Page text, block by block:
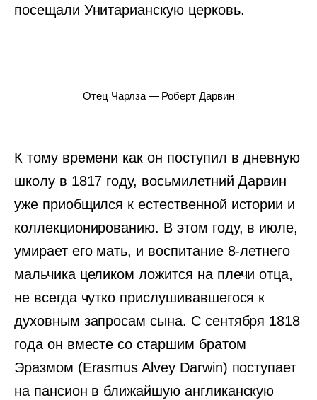
посещали Унитарианскую церковь.
Отец Чарлза — Роберт Дарвин
К тому времени как он поступил в дневную
школу в 1817 году, восьмилетний Дарвин
уже приобщился к естественной истории и
коллекционированию. В этом году, в июле,
умирает его мать, и воспитание 8-летнего
мальчика целиком ложится на плечи отца,
не всегда чутко прислушивавшегося к
духовным запросам сына. С сентября 1818
года он вместе со старшим братом
Эразмом (Erasmus Alvey Darwin) поступает
на пансион в ближайшую англиканскую